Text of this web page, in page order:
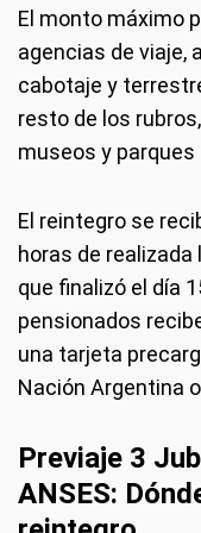
El monto máximo
agencias de viaje,
cabotaje y
resto de los
museos y parques
El reintegro se
horas de
que finalizó el día
pensionados
una tarjeta
Nación Argentina
Previaje 3
ANSES: